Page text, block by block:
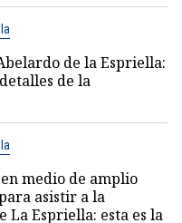
de la Espriella:
de la
medio de amplio
asistir a la
La Espriella: esta es la